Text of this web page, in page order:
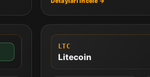
LTC
Litecoin